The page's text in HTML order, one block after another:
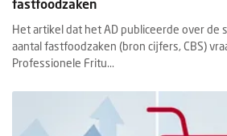
fastfoodzaken
Het artikel dat het AD publiceerde over de
aantal fastfoodzaken (bron cijfers, CBS)
Professionele Fritu...